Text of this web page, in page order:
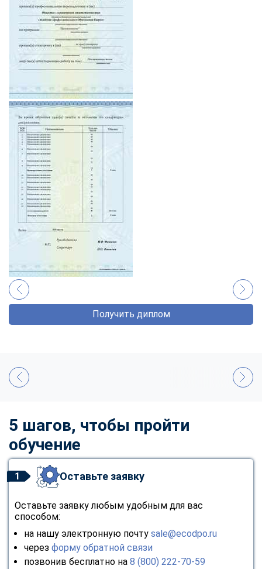
Получить диплом
5 шагов, чтобы пройти
обучение
1 Оставьте заявку
Оставьте заявку любым удобным для вас
способом:
на нашу электронную почту sale@ecodpo.ru
через форму обратной связи
позвонив бесплатно на 8 (800) 222-70-59